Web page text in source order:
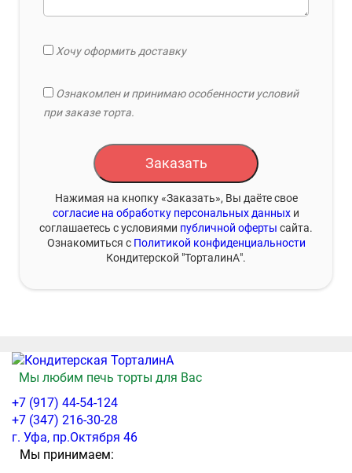
Хочу оформить доставку
Ознакомлен и принимаю особенности условий
при заказе торта.
Заказать
Нажимая на кнопку «Заказать», Вы даёте свое
согласие на обработку персональных данных и
соглашаетесь с условиями публичной оферты сайта.
Ознакомиться с Политикой конфиденциальности
Кондитерской "ТорталинА".
Мы любим печь торты для Вас
+7 (917) 44-54-124
+7 (347) 216-30-28
г. Уфа, пр.Октября 46
Мы принимаем: